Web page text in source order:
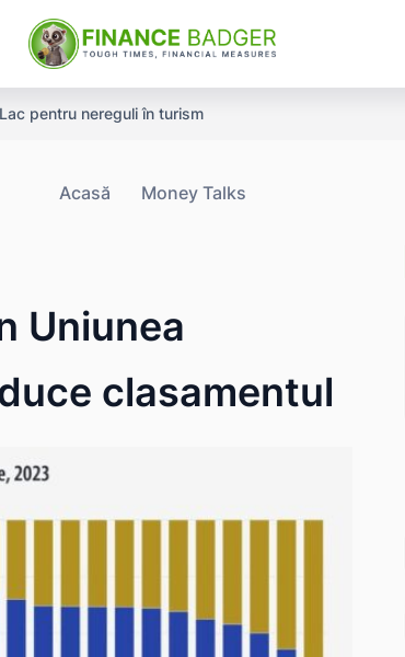
pentru nereguli în turism
Acasă Money Talks
Uniunea
clasamentul